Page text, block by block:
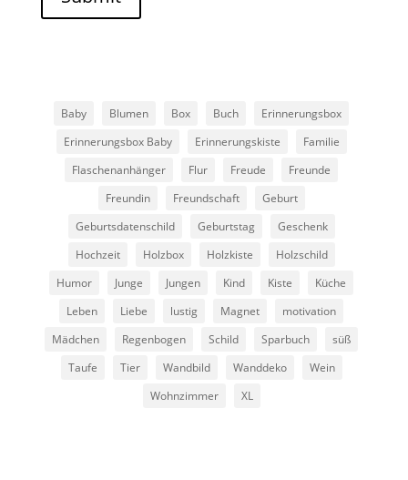
Baby Blumen Box Buch
Erinnerungsbox
Erinnerungsbox Baby
Erinnerungskiste
Familie
Flaschenanhänger
Flur Freude
Freunde
Freundin
Freundschaft
Geburt
Geburtsdatenschild
Geburtstag
Geschenk
Hochzeit
Holzbox Holzkiste
Holzschild
Humor
Junge Jungen Kind Kiste
Küche
Leben
Liebe lustig Magnet
motivation
Mädchen
Regenbogen Schild Sparbuch
süß
Taufe
Tier Wandbild Wanddeko
Wein
Wohnzimmer
XL